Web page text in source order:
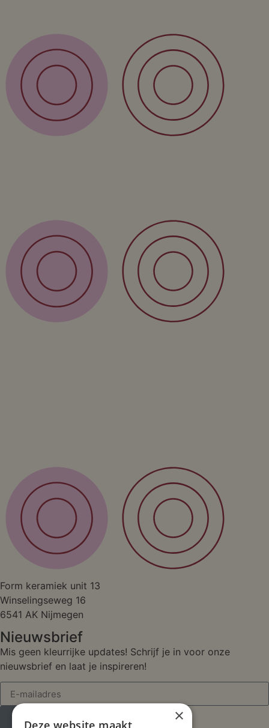
Form keramiek unit 13
Winselingseweg 16
6541 AK Nijmegen
Nieuwsbrief
Mis geen kleurrijke updates! Schrijf je in voor onze
nieuwsbrief en laat je inspireren!
×
Deze website maakt